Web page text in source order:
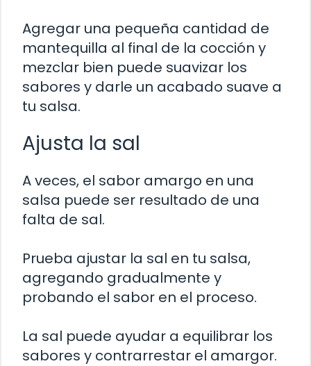
Agregar una pequeña cantidad de
mantequilla al final de la cocción y
mezclar bien puede suavizar los
sabores y darle un acabado suave a
tu salsa.
Ajusta la sal
A veces, el sabor amargo en una
salsa puede ser resultado de una
falta de sal.
Prueba ajustar la sal en tu salsa,
agregando gradualmente y
probando el sabor en el proceso.
La sal puede ayudar a equilibrar los
sabores y contrarrestar el amargor.